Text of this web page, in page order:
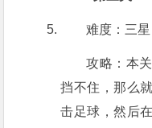
难度：三星
攻略：本
挡不住，那么
击足球，然后